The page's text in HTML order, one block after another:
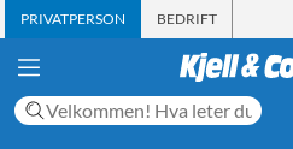
PRIVATPERSON BEDRIFT